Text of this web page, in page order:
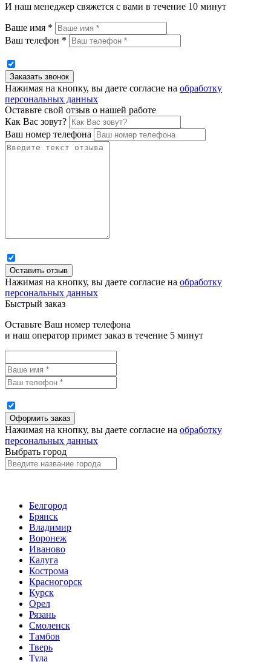
И наш менеджер свяжется с вами в течение 10 минут
Ваше имя *
Ваш телефон *
Нажимая на кнопку, вы даете согласие на обработку
персональных данных
Оставьте свой отзыв о нашей работе
Как Вас зовут?
Ваш номер телефона
Нажимая на кнопку, вы даете согласие на обработку
персональных данных
Быстрый заказ
Оставьте Ваш номер телефона
и наш оператор примет заказ в течение 5 минут
Нажимая на кнопку, вы даете согласие на обработку
персональных данных
Выбрать город
Белгород
Брянск
Владимир
Воронеж
Иваново
Калуга
Кострома
Красногорск
Курск
Орел
Рязань
Смоленск
Тамбов
Тверь
Тула